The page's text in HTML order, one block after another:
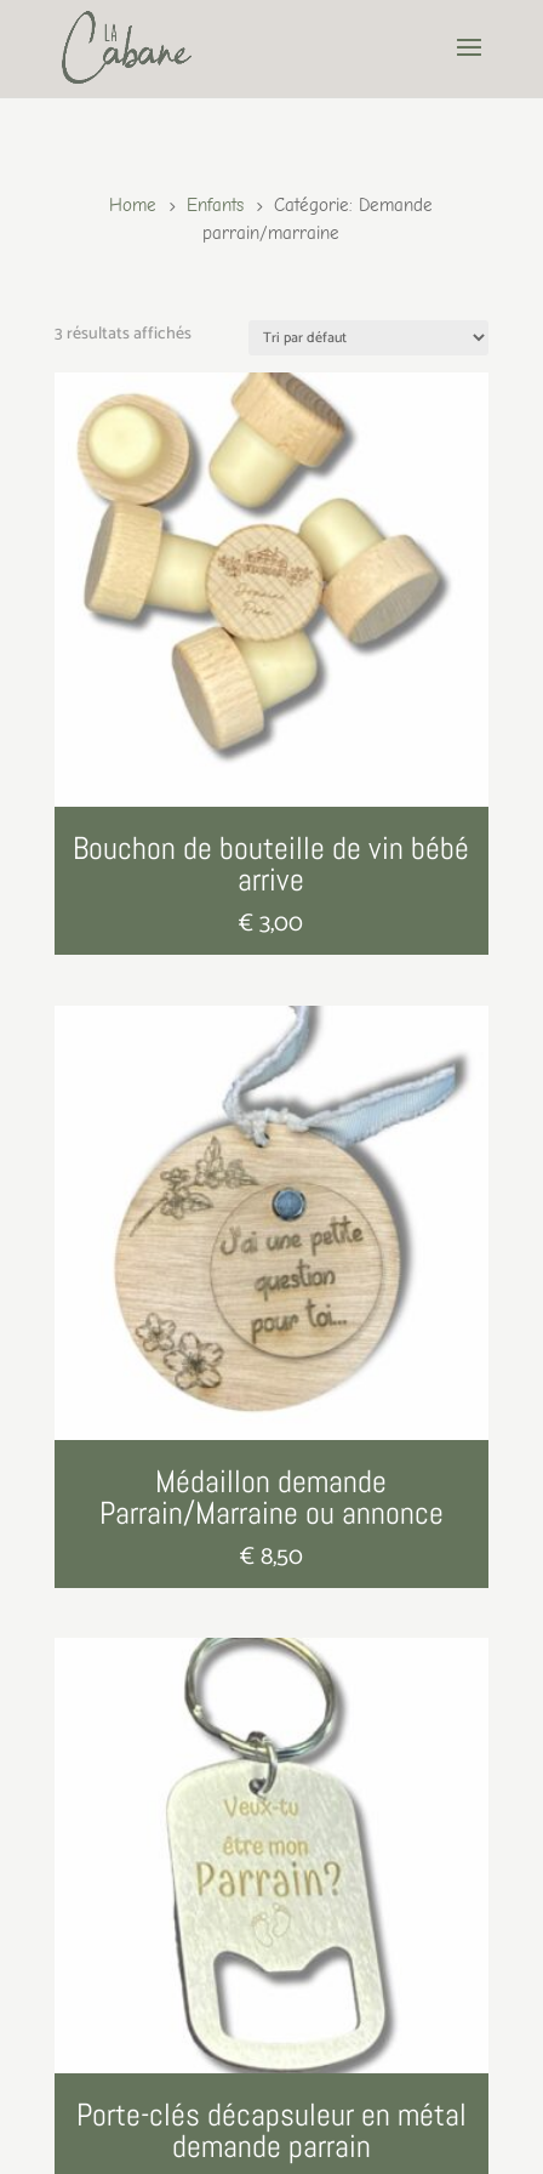
Home 5 Enfants 5
Catégorie: Demande
parrain/marraine
3 résultats affichés
Bouchon de bouteille de vin bébé
arrive
€3,00
Médaillon demande
Parrain/Marraine ou annonce
€8,50
Porte-clés décapsuleur en métal
demande parrain